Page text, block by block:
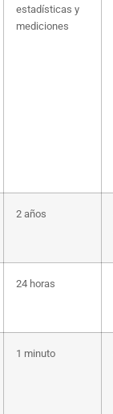
estadísticas y
mediciones
2 años
24 horas
1 minuto